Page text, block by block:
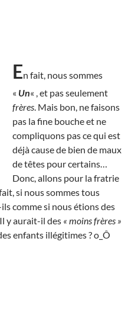
En fait, nous sommes
« Un« , et pas seulement
frères. Mais bon, ne faisons
pas la fine bouche et ne
compliquons pas ce qui est
déjà cause de bien de maux
de têtes pour certains…
Donc, allons pour la fratrie
si nous sommes tous
comme si nous étions des
y aurait-il des « moins frères »
enfants illégitimes ? o_Ô